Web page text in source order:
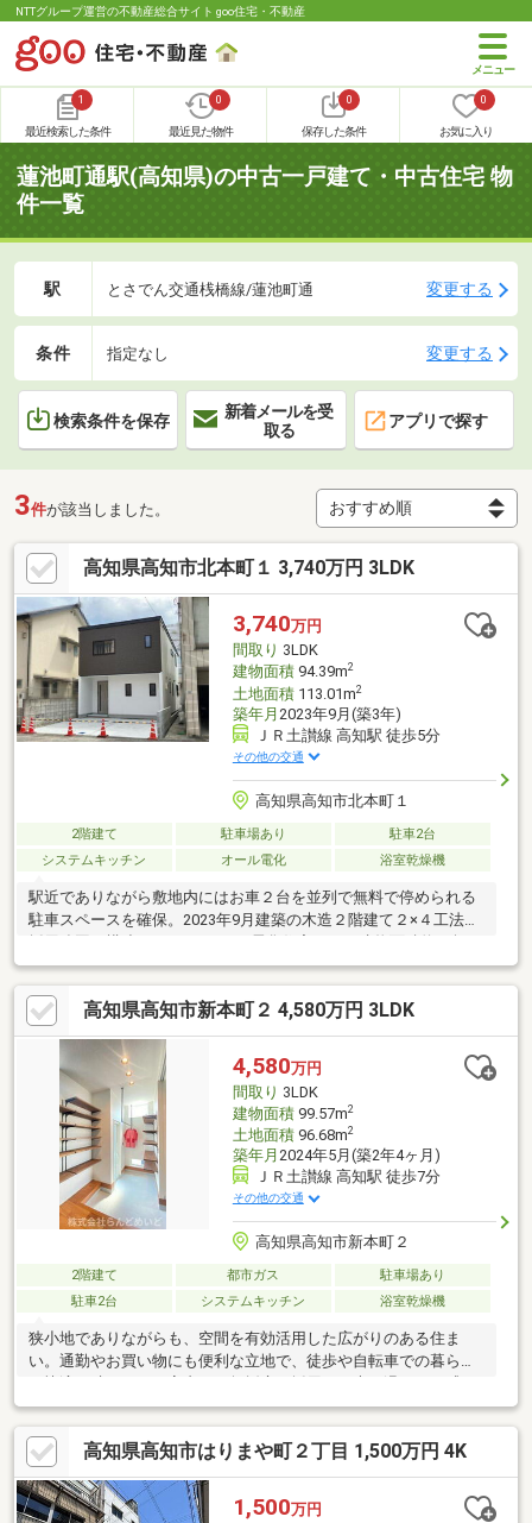
NTTグループ運営の不動産総合サイト goo住宅・不動産
1
最近検索した条件
0
最近見た物件
0
保存した条件
0
お気に入り
蓮池町通駅(高知県)の中古一戸建て・中古住宅 物
件一覧
駅 とさでん交通桟橋線/蓮池町通 変更する
条件 指定なし 変更する
検索条件を保存
新着メールを受
取る
アプリで探す
3件が該当しました。
高知県高知市北本町１ 3,740万円 3LDK
3,740万円
間取り 3LDK
建物面積94.39m2
土地面積113.01m2
築年月 2023年9月(築3年)
ＪＲ土讃線 高知駅 徒歩5分
その他の交通
高知県高知市北本町１
2階建て 駐車場あり
駐車2台
システムキッチン
オール電化 浴室乾燥機
駅近でありながら敷地内にはお車２台を並列で無料で停められる
駐車スペースを確保。2023年9月建築の木造２階建て２×４工法を
ゆとりある２階建てで暮らしの動線がコンパクトにまとまってい
ます。北側は幅員約6.4ｍの公道に接面しておりお車の出し入れも
落ち着いて行えます。
高知県高知市新本町２ 4,580万円 3LDK
4,580万円
間取り 3LDK
建物面積99.57m2
土地面積96.68m2
築年月 2024年5月(築2年4ヶ月)
ＪＲ土讃線 高知駅 徒歩7分
その他の交通
高知県高知市新本町２
2階建て 都市ガス
駐車場あり
駐車2台
システムキッチン 浴室乾燥機
狭小地でありながらも、空間を有効活用した広がりのある住ま
い。通勤やお買い物にも便利な立地で、徒歩や自転車での暮らし
られる心地よい空間に。高天井のリビングは開放感があり、採光
にも優れた明るい住まいです。子ども部屋にはロフトを設け、遊
び心と収納力を両立。さらに太陽光発電５．６２ｋＷとエネファ
ームのダブル発電により、光熱費を抑えながら環境にも配慮した
暮らしを実現します。
高知県高知市はりまや町２丁目 1,500万円 4K
1,500万円